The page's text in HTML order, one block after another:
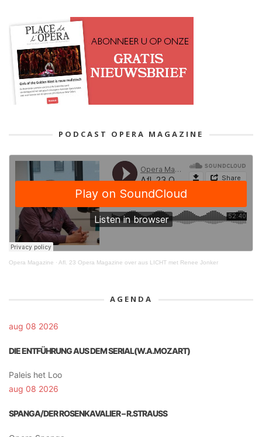
PODCAST OPERA MAGAZINE
Opera Magazine · Afl. 23 Opera Magazine over aus LICHT met Renee Jonker
AGENDA
aug 08 2026
DIE ENTFÜHRUNG AUS DEM SERIAL(W.A.MOZART)
Paleis het Loo
aug 08 2026
SPANGA/DER ROSENKAVALIER – R.STRAUSS